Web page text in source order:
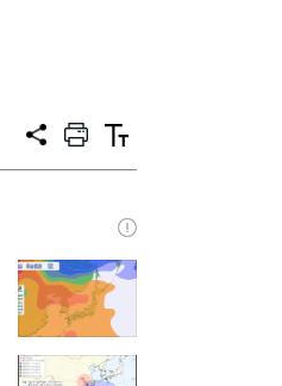
공
프
트
텍
트